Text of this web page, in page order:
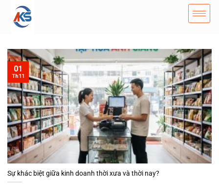
Sự khác biệt giữa kinh doanh thời xưa và thời nay?
01
Th11